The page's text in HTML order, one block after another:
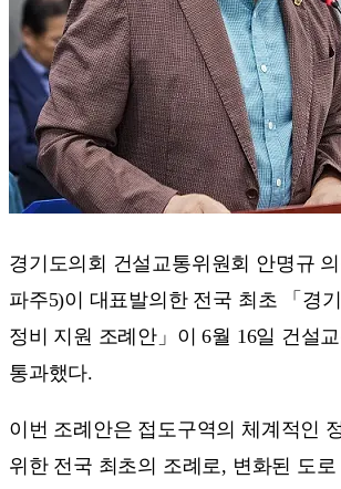
경기도의회 건설교통위원회 안명규
파주5)이 대표발의한 전국 최초 「경
정비 지원 조례안」이 6월 16일 건설
통과했다.
이번 조례안은 접도구역의 체계적인
위한 전국 최초의 조례로, 변화된 도